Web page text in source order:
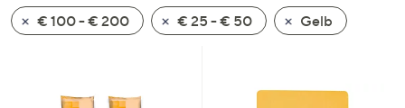
wischen
Sie
Geräten
€ 100 - € 200
€ 25 - € 50 Gelb